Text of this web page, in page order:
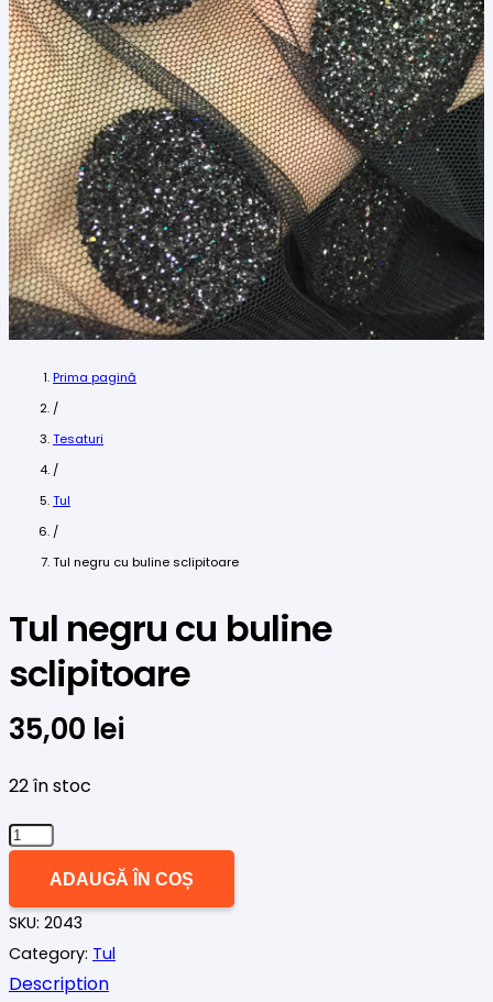
Prima pagină
/
Tesaturi
/
Tul
/
Tul negru cu buline sclipitoare
Tul negru cu buline
sclipitoare
35,00 lei
22 în stoc
Cantitate
cu
buline
sclipitoare
ADAUGĂ ÎN COȘ
SKU: 2043
Category: Tul
Description